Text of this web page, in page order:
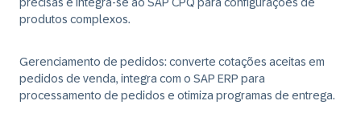
produtos complexos.
Gerenciamento de pedidos:converte cotações aceitas em
pedidos de venda, integra com o SAP ERP para
processamento de pedidos e otimiza programas de entrega.